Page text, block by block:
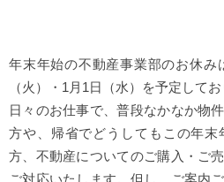
年末年始の不動産事業部のお休み
（火）・1月1日（水）を予定してお
日々のお仕事で、普段なかなか物
方や、帰省でどうしてもこの年
方、不動産についてのご購入・ご
ご対応いたします。但し、ご案内